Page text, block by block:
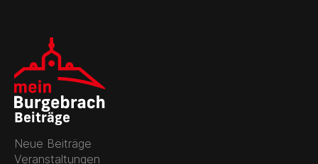
Beiträge
Neue Beiträge
Veranstaltungen